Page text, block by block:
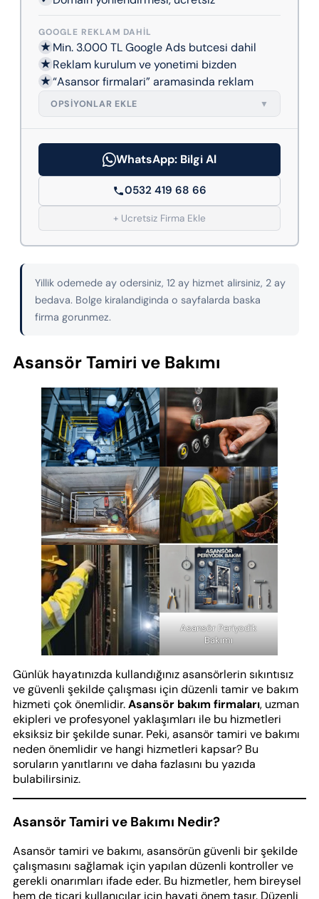
GOOGLE REKLAM DAHIL
★ Min. 3.000 TL Google Ads butcesi dahil
★ Reklam kurulum ve yonetimi bizden
★“Asansor firmalari” aramasinda reklam
OPSIYONLAR EKLE ▼
WhatsApp: Bilgi Al
0532 419 68 66
+ Ucretsiz Firma Ekle
Yillik odemede ay odersiniz, 12 ay hizmet alirsiniz, 2 ay
bedava. Bolge kiralandiginda o sayfalarda baska
firma gorunmez.
Asansör Tamiri ve Bakımı
Asansör Periyodik
Bakımı
Günlük hayatınızda kullandığınız asansörlerin sıkıntısız
ve güvenli şekilde çalışması için düzenli tamir ve bakım
hizmeti çok önemlidir.Asansör bakım firmaları, uzman
ekipleri ve profesyonel yaklaşımları ile bu hizmetleri
eksiksiz bir şekilde sunar. Peki, asansör tamiri ve bakımı
neden önemlidir ve hangi hizmetleri kapsar? Bu
soruların yanıtlarını ve daha fazlasını bu yazıda
bulabilirsiniz.
Asansör Tamiri ve Bakımı Nedir?
Asansör tamiri ve bakımı, asansörün güvenli bir şekilde
çalışmasını sağlamak için yapılan düzenli kontroller ve
gerekli onarımları ifade eder. Bu hizmetler, hem bireysel